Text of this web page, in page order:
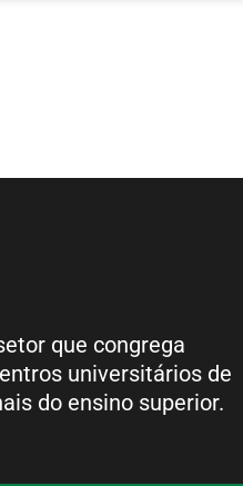
que congrega
universitários de
do ensino superior.